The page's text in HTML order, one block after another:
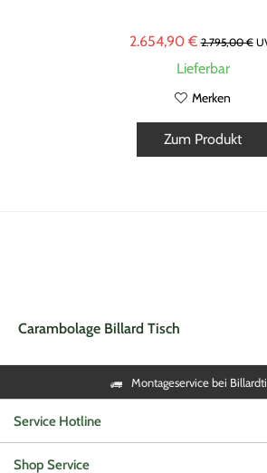
2.654,90 € 2.795,00 €
Lieferbar
Merken
Zum Produkt
Carambolage Billard Tisch
Montageservice bei
Service Hotline
Shop Service